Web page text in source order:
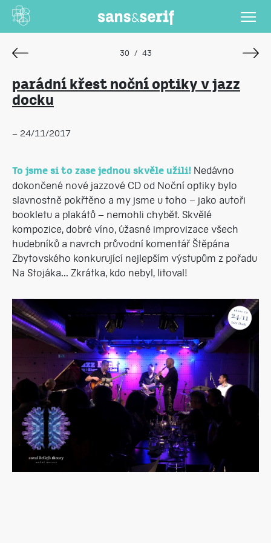
30 / 43
parádní křest noční optiky v jazz
docku
– 24/11/2017
To jsme si to zase jednou skvěle užili! Nedávno
dokončené nové jazzové CD od Noční optiky bylo
slavnostně pokřtěno a my jsme u toho – jako autoři
bookletu a plakátů – nemohli chybět. Skvělé
kompozice, dobré víno, úžasné improvizace všech
hudebníků a navrch průvodní komentář Štěpána
Zbytovského konkurující nejlepším výstupům z pořadu
Na Stojáka... Zkrátka, kdo nebyl, litoval!